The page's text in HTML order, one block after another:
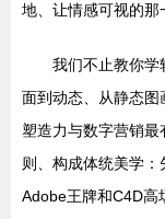
地、让情感可视的那
我们不止教你学
面到动态、从静态
塑造力与数字营销
则、构成体统美学：
Adobe王牌和C4D高